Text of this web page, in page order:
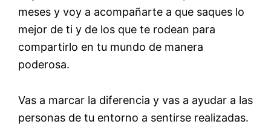
meses y voy a acompañarte a que saques lo
mejor de ti y de los que te rodean para
compartirlo en tu mundo de manera
poderosa.
Vas a marcar la diferencia y vas a ayudar a las
personas de tu entorno a sentirse realizadas.